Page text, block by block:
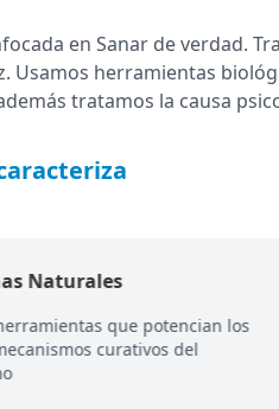
en Sanar de verdad.
Usamos herramientas
tratamos la causa
Naturales
que potencian los
curativos del